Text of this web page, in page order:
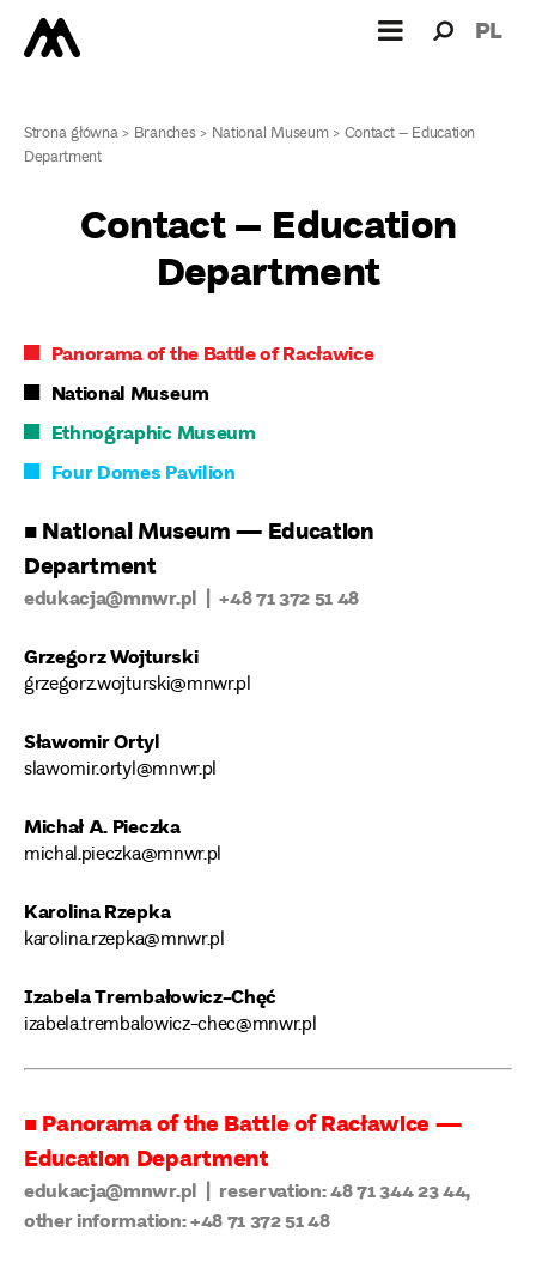
Search
Search
for: PL
Strona główna> Branches> National Museum>Contact – Education
Department
Contact – Education
Department
Panorama of the Battle of Racławice
National Museum
Ethnographic Museum
Four Domes Pavilion
■ National Museum — Education
Department
edukacja@mnwr.pl | +48 71 372 51 48
Grzegorz Wojturski
grzegorz.wojturski@mnwr.pl
Sławomir Ortyl
slawomir.ortyl@mnwr.pl
Michał A. Pieczka
michal.pieczka@mnwr.pl
Karolina Rzepka
karolina.rzepka@mnwr.pl
Izabela Trembałowicz-Chęć
izabela.trembalowicz-chec@mnwr.pl
■ Panorama of the Battle of Racławice —
Education Department
edukacja@mnwr.pl | reservation: 48 71 344 23 44,
other information: +48 71 372 51 48